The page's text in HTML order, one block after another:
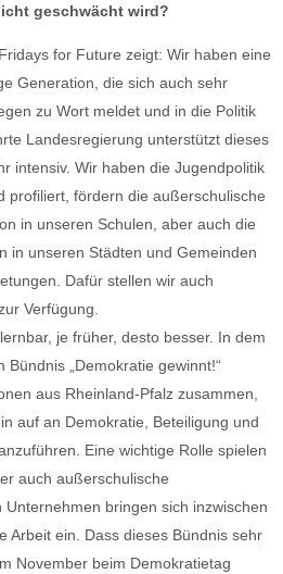
geschwächt wird?
for Future zeigt: Wir haben eine
Generation, die sich auch sehr
zu Wort meldet und in die Politik
Landesregierung unterstützt dieses
intensiv. Wir haben die Jugendpolitik
profiliert, fördern die außerschulische
in unseren Schulen, aber auch die
in unseren Städten und Gemeinden
Dafür stellen wir auch
Verfügung.
je früher, desto besser. In dem
„Demokratie gewinnt!“
aus Rheinland-Pfalz zusammen,
auf an Demokratie, Beteiligung und
Eine wichtige Rolle spielen
auch außerschulische
Unternehmen bringen sich inzwischen
Arbeit ein. Dass dieses Bündnis sehr
November beim Demokratietag